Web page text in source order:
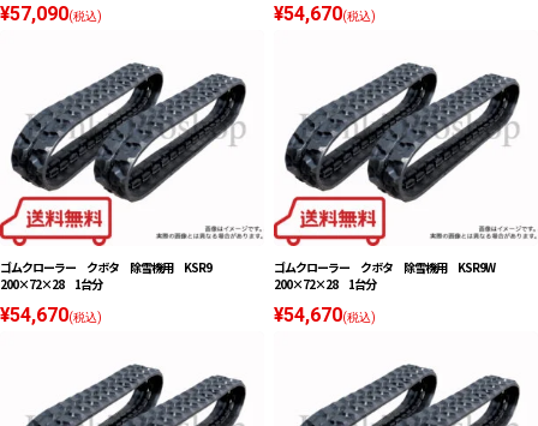
¥57,090(税込) ¥54,670(税込)
ゴムクローラー クボタ 除雪機用 KSR9
200×72×28 1台分
¥54,670(税込)
ゴムクローラー クボタ 除雪機用 KSR9W
200×72×28 1台分
¥54,670(税込)